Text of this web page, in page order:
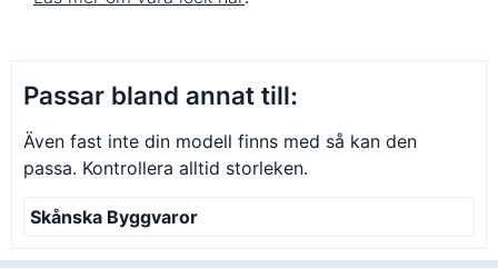
Passar bland annat till:
Även fast inte din modell finns med så kan den
passa. Kontrollera alltid storleken.
Skånska Byggvaror